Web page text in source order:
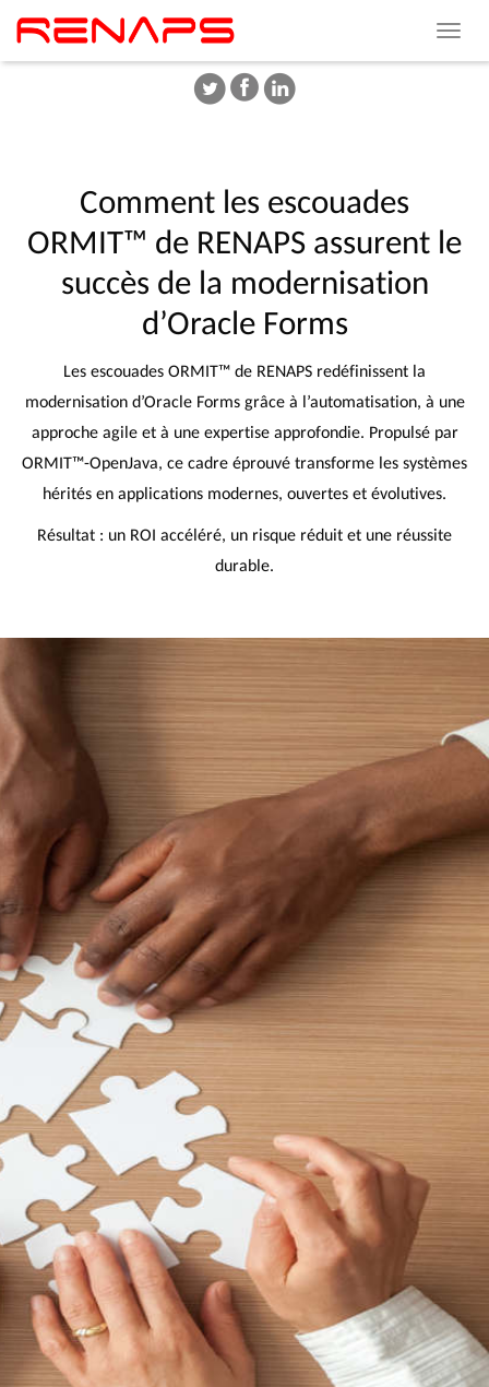
Toggle
Comment les escouades
ORMIT™ de RENAPS assurent le
succès de la modernisation
d’Oracle Forms
Les escouades ORMIT™ de RENAPS redéfinissent la
modernisation d’Oracle Forms grâce à l’automatisation, à une
approche agile et à une expertise approfondie. Propulsé par
ORMIT™-OpenJava, ce cadre éprouvé transforme les systèmes
hérités en applications modernes, ouvertes et évolutives.
Résultat : un ROI accéléré, un risque réduit et une réussite
durable.